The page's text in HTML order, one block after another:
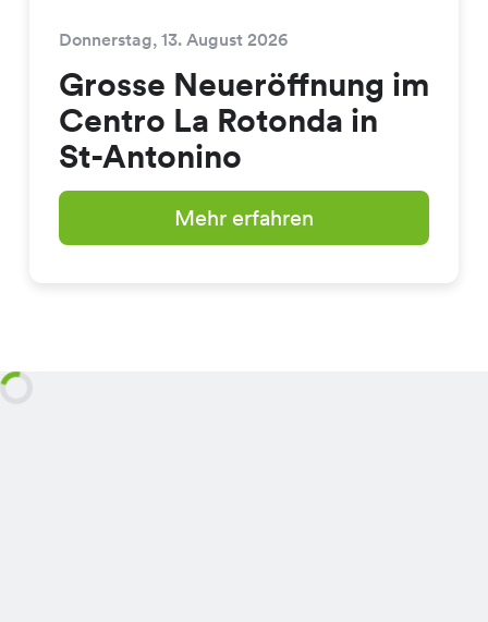
Donnerstag, 13. August 2026
Grosse Neueröffnung im
Centro La Rotonda in
St-Antonino
Mehr erfahren